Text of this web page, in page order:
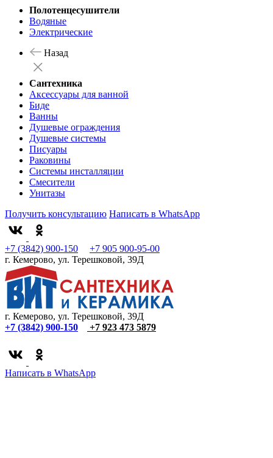
Полотенцесушители
Водяные
Электрические
Назад
Сантехника
Аксессуары для ванной
Биде
Ванны
Душевые ограждения
Душевые системы
Писуары
Раковины
Системы инсталляции
Смесители
Унитазы
Получить консультацию Написать в WhatsApp
+7 (3842) 900-150
+7 905 900-95-00
г. Кемерово, ул. Терешковой, 39Д
г. Кемерово, ул. Терешковой, 39Д
+7 (3842) 900-150
+7 923 473 5879
Написать в WhatsApp